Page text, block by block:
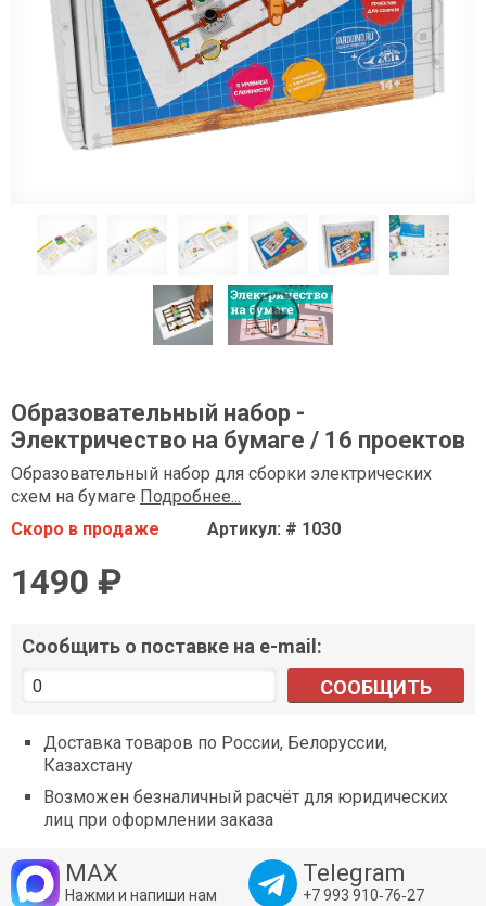
Образовательный набор -
Электричество на бумаге / 16 проектов
Образовательный набор для сборки электрических
схем на бумаге Подробнее...
Скоро в продаже
Артикул: # 1030
1490 ₽
Сообщить о поставке на e-mail:
СООБЩИТЬ
Доставка товаров по России, Белоруссии,
Казахстану
Возможен безналичный расчёт для юридических
лиц при оформлении заказа
MAX
Нажми и напиши нам
Telegram
+7 993 910‑76‑27